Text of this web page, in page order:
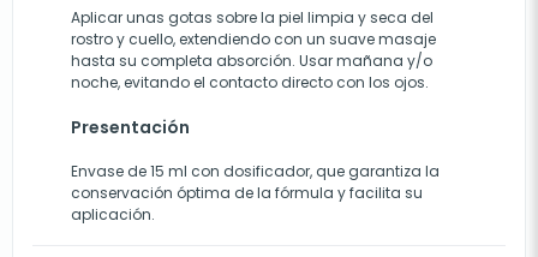
Aplicar unas gotas sobre la piel limpia y seca del
rostro y cuello, extendiendo con un suave masaje
hasta su completa absorción. Usar mañana y/o
noche, evitando el contacto directo con los ojos.
Presentación
Envase de 15 ml con dosificador, que garantiza la
conservación óptima de la fórmula y facilita su
aplicación.